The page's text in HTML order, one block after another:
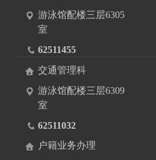
游泳馆配楼三层6305
室
62511455
交通管理科
游泳馆配楼三层6309
室
62511032
户籍业务办理